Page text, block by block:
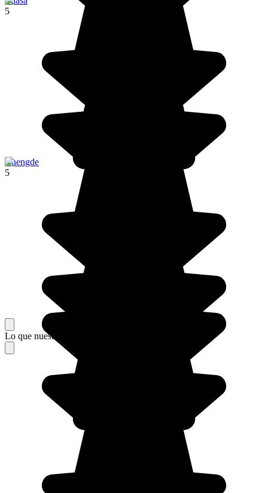
5
Chengde
5
Lo que nuestros viajeros piensan de su estancia